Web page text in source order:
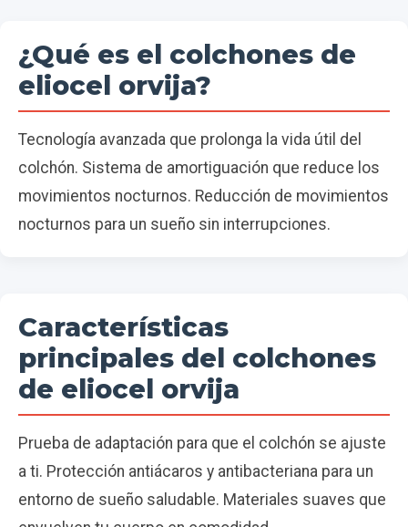
¿Qué es el colchones de
eliocel orvija?
Tecnología avanzada que prolonga la vida útil del
colchón. Sistema de amortiguación que reduce los
movimientos nocturnos. Reducción de movimientos
nocturnos para un sueño sin interrupciones.
Características
principales del colchones
de eliocel orvija
Prueba de adaptación para que el colchón se ajuste
a ti. Protección antiácaros y antibacteriana para un
entorno de sueño saludable. Materiales suaves que